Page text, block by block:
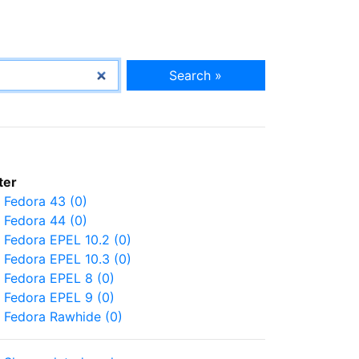
Search »
Fedora 43 (0)
Fedora 44 (0)
Fedora EPEL 10.2 (0)
Fedora EPEL 10.3 (0)
Fedora EPEL 8 (0)
Fedora EPEL 9 (0)
Fedora Rawhide (0)